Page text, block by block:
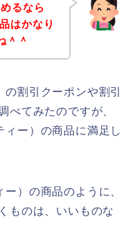
るなら
はかなり
＾＾
割引クーポンや割引
べてみたのですが、
ー）の商品に満足し
）の商品のように、
ものは、いいものな